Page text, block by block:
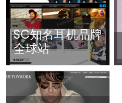
SC知名耳机品牌
全球站